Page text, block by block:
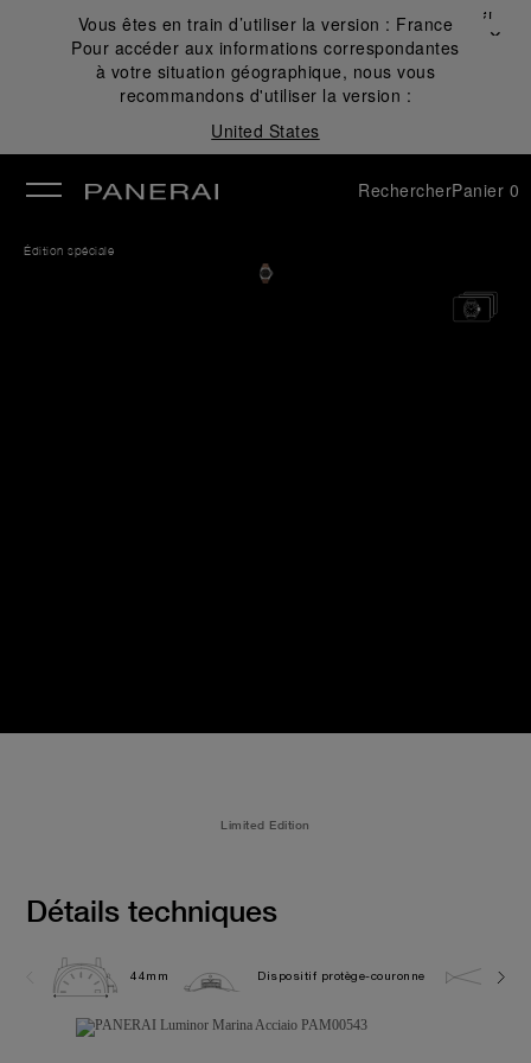
Vous êtes en train d’utiliser la version : France
Pour accéder aux informations correspondantes
à votre situation géographique, nous vous
recommandons d'utiliser la version :
United States
Fermer
✕
RechercherPanier 0
Édition spéciale
Limited Edition
Détails techniques
44mm Dispositif protège-couronne